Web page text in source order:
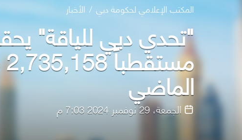
المكتب الإعلامي لحكومة دبي الأخبار
"تحدي دبي للياقة"
الماضي
الجمعة، 29 نوفمبر 2024 7:03 م